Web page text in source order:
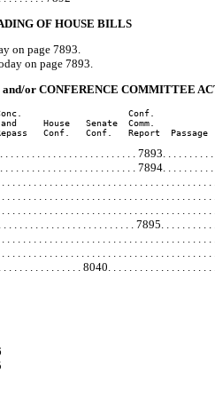
OF HOUSE BILLS
on page 7893.
on page 7893.
and/or CONFERENCE COMMITTEE
Conf.
House   Senate  Comm.
Conf.   Conf.   Report  Passage
. . . . . . . . . . . . . . . . . . . . . . . . 7893. . . . . . . . .
. . . . . . . . . . . . . . . . . . . . . . . . 7894. . . . . . . . .
. . . . . . . . . . . . . . . . . . . . . . . . . . . . . . . . . . . . . .
. . . . . . . . . . . . . . . . . . . . . . . . . . . . . . . . . . . . . .
. . . . . . . . . . . . . . . . . . . . . . . . . . . . . . . . . . . . . .
. . . . . . . . . . . . . . . . . . . . . . . . 7895. . . . . . . . . .
. . . . . . . . . . . . . . . . . . . . . . . . . . . . . . . . . . . . . .
. . . . . . . . . . . . . . . . . . . . . . . . . . . . . . . . . . . . . .
. . . . . . . . . . . . . . 8040. . . . . . . . . . . . . . . . . . . .